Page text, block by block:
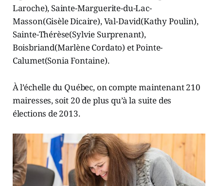
Laroche), Sainte-Marguerite-du-Lac-
Masson(Gisèle Dicaire), Val-David(Kathy Poulin),
Sainte-Thérèse(Sylvie Surprenant),
Boisbriand(Marlène Cordato) et Pointe-
Calumet(Sonia Fontaine).
À l’échelle du Québec, on compte maintenant 210
mairesses, soit 20 de plus qu’à la suite des
élections de 2013.